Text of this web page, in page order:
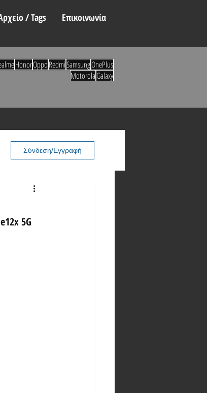
/ Tags Επικοινωνία
Σύνδεση/Εγγραφή
5G
HonorOppoRedmiSamsungOnePlus
MotorolaGalaxy